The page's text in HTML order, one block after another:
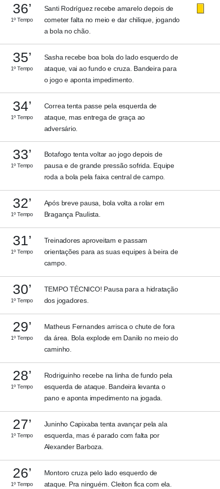
36’
1º Tempo
Santi Rodríguez recebe amarelo depois de
cometer falta no meio e dar chilique, jogando
a bola no chão.
35’
1º Tempo
Sasha recebe boa bola do lado esquerdo de
ataque, vai ao fundo e cruza. Bandeira para
o jogo e aponta impedimento.
34’
1º Tempo
Correa tenta passe pela esquerda de
ataque, mas entrega de graça ao
adversário.
33’
1º Tempo
Botafogo tenta voltar ao jogo depois de
pausa e de grande pressão sofrida. Equipe
roda a bola pela faixa central de campo.
32’
1º Tempo
Após breve pausa, bola volta a rolar em
Bragança Paulista.
31’
1º Tempo
Treinadores aproveitam e passam
orientações para as suas equipes à beira de
campo.
30’
1º Tempo
TEMPO TÉCNICO! Pausa para a hidratação
dos jogadores.
29’
1º Tempo
Matheus Fernandes arrisca o chute de fora
da área. Bola explode em Danilo no meio do
caminho.
28’
1º Tempo
Rodriguinho recebe na linha de fundo pela
esquerda de ataque. Bandeira levanta o
pano e aponta impedimento na jogada.
27’
1º Tempo
Juninho Capixaba tenta avançar pela ala
esquerda, mas é parado com falta por
Alexander Barboza.
26’
1º Tempo
Montoro cruza pelo lado esquerdo de
ataque. Pra ninguém. Cleiton fica com ela.